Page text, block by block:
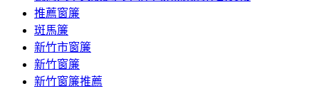
推薦窗簾
斑馬簾
新竹市窗簾
新竹窗簾
新竹窗簾推薦